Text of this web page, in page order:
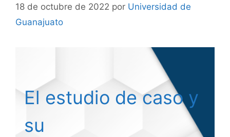
18 de octubre de 2022 por Universidad de
Guanajuato
El estudio de caso y
su